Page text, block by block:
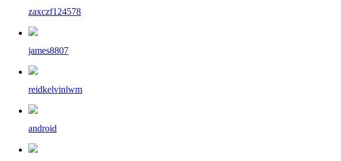
zaxczf124578
james8807
reidkelvinlwm
android